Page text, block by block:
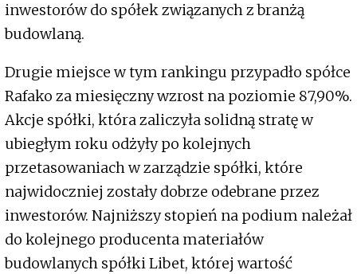
inwestorów do spółek związanych z branżą
budowlaną.
Drugie miejsce w tym rankingu przypadło spółce
Rafako za miesięczny wzrost na poziomie 87,90%.
Akcje spółki, która zaliczyła solidną stratę w
ubiegłym roku odżyły po kolejnych
przetasowaniach w zarządzie spółki, które
najwidoczniej zostały dobrze odebrane przez
inwestorów. Najniższy stopień na podium należał
do kolejnego producenta materiałów
budowlanych spółki Libet, której wartość